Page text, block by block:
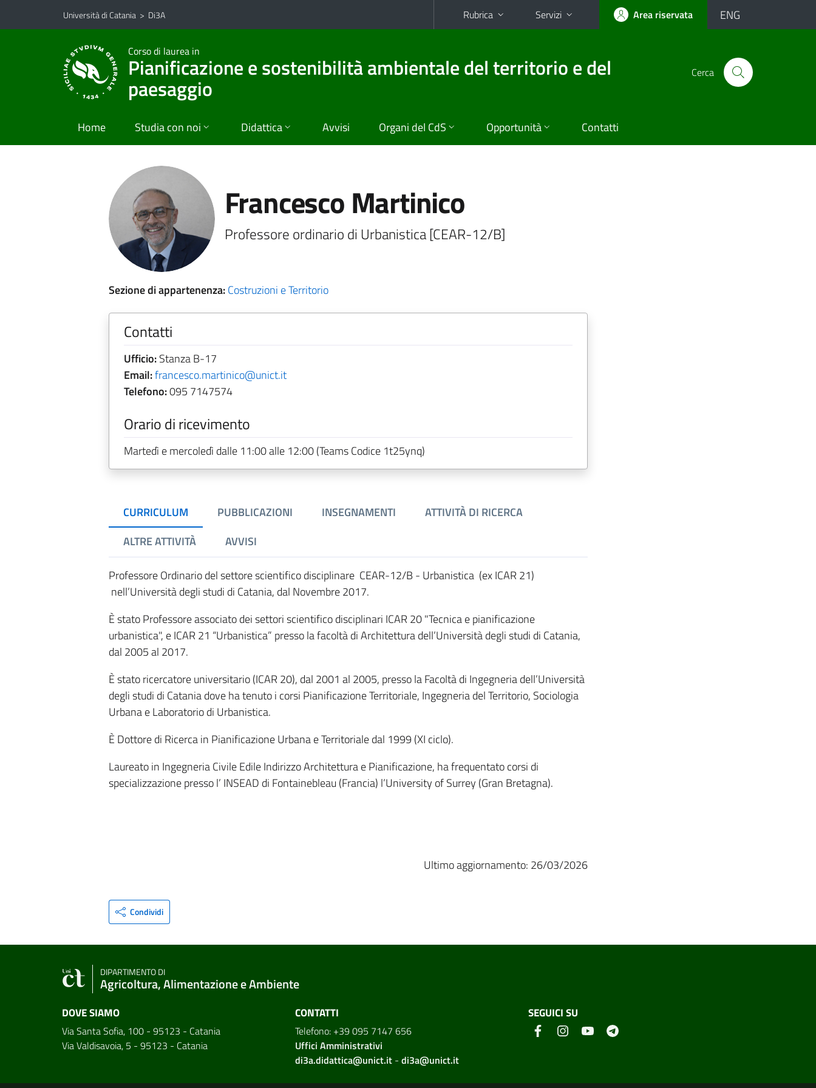
Vai al contenuto principale
Vai al menu di navigazione
Università di Catania > Di3A Rubrica Servizi Area riservata ENG
Corso di laurea in
Pianificazione e sostenibilità ambientale del territorio e del
paesaggio
Cerca
Home Studia con noi Didattica Avvisi Organi del CdS Opportunità Contatti
Francesco Martinico
Professore ordinario di Urbanistica [CEAR-12/B]
Sezione di appartenenza:Costruzioni e Territorio
Contatti
Ufficio:Stanza B-17
Email:francesco.martinico@unict.it
Telefono:095 7147574
Orario di ricevimento
Martedì e mercoledì dalle 11:00 alle 12:00 (Teams Codice 1t25ynq)
CURRICULUM PUBBLICAZIONI INSEGNAMENTI
ATTIVITÀ DI RICERCA
ALTRE ATTIVITÀ
AVVISI
Professore Ordinario del settore scientifico disciplinare CEAR-12/B - Urbanistica (ex ICAR 21)
nell’Università degli studi di Catania, dal Novembre 2017.
È stato Professore associato dei settori scientifico disciplinari ICAR 20 "Tecnica e pianificazione
urbanistica", e ICAR 21 “Urbanistica” presso la facoltà di Architettura dell’Università degli studi di Catania,
dal 2005 al 2017.
È stato ricercatore universitario (ICAR 20), dal 2001 al 2005, presso la Facoltà di Ingegneria dell’Università
degli studi di Catania dove ha tenuto i corsi Pianificazione Territoriale, Ingegneria del Territorio, Sociologia
Urbana e Laboratorio di Urbanistica.
È Dottore di Ricerca in Pianificazione Urbana e Territoriale dal 1999 (XI ciclo).
Laureato in Ingegneria Civile Edile Indirizzo Architettura e Pianificazione, ha frequentato corsi di
specializzazione presso l’ INSEAD di Fontainebleau (Francia) l’University of Surrey (Gran Bretagna).
Ultimo aggiornamento: 26/03/2026
Condividi
DIPARTIMENTO DI
Agricoltura, Alimentazione e Ambiente
DOVE SIAMO
Via Santa Sofia, 100 - 95123 - Catania
Via Valdisavoia, 5 - 95123 - Catania
CONTATTI
Telefono: +39 095 7147 656
Uffici Amministrativi
di3a.didattica@unict.it- di3a@unict.it
SEGUICI SU